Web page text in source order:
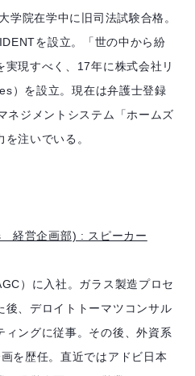
学院在学中に旧司法試験合格。
を設立。「世の中から紛
現すべく、17年に株式会社リ
）を設立。現在は弁護士登録
ネジメントシステム「ホームズ
注いでいる。
経営企画部) : スピーカー
）に入社。ガラス製造プロセ
後、デロイトトーマツコンサル
ィングに従事。その後、外資系
を歴任。直近ではアドビ日本